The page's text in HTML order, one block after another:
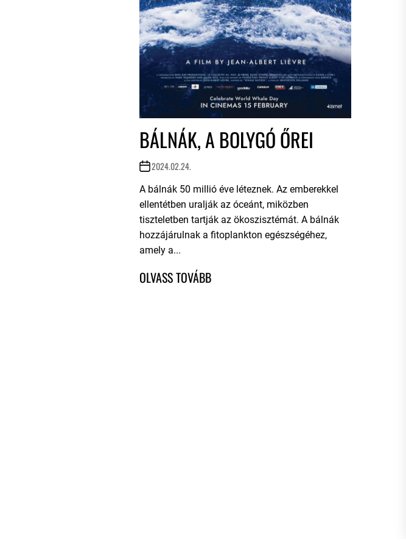
BÁLNÁK, A BOLYGÓ ŐREI
2024.02.24.
A bálnák 50 millió éve léteznek. Az emberekkel
ellentétben uralják az óceánt, miközben
tiszteletben tartják az ökoszisztémát. A bálnák
hozzájárulnak a fitoplankton egészségéhez,
amely a...